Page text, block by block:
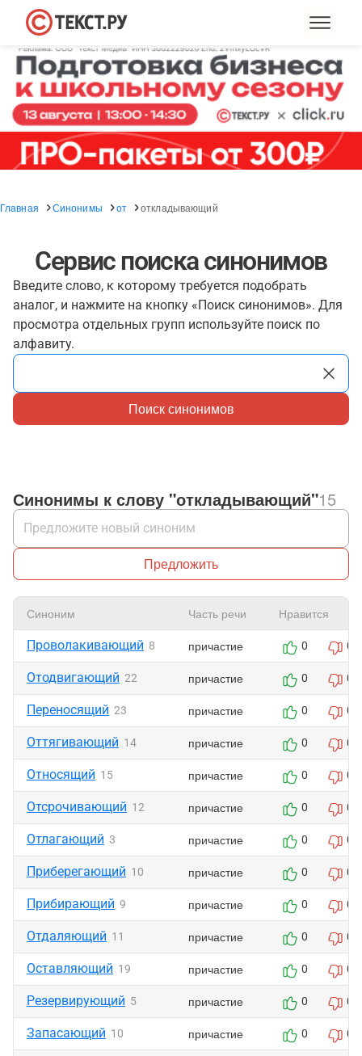
Главная Синонимы от откладывающий
Сервис поиска синонимов
Введите слово, к которому требуется подобрать
аналог, и нажмите на кнопку «Поиск синонимов». Для
просмотра отдельных групп используйте поиск по
алфавиту.
Поиск синонимов
Синонимы к слову "откладывающий"15
Предложить
Синоним Часть речи Нравится
Проволакивающий 8 причастие 0 0
Отодвигающий 22 причастие 0 0
Переносящий 23 причастие 0 0
Оттягивающий 14 причастие 0 0
Относящий 15 причастие 0 0
Отсрочивающий 12 причастие 0 0
Отлагающий 3 причастие 0 0
Приберегающий 10 причастие 0 0
Прибирающий 9 причастие 0 0
Отдаляющий 11 причастие 0 0
Оставляющий 19 причастие 0 0
Резервирующий 5 причастие 0 0
Запасающий 10 причастие 0 0